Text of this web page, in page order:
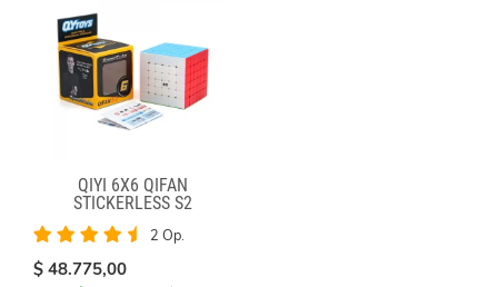
QIYI 6X6 QIFAN
STICKERLESS S2
2 Op.
$ 48.775,00